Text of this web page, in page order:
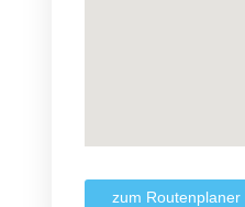
zum Routenplaner